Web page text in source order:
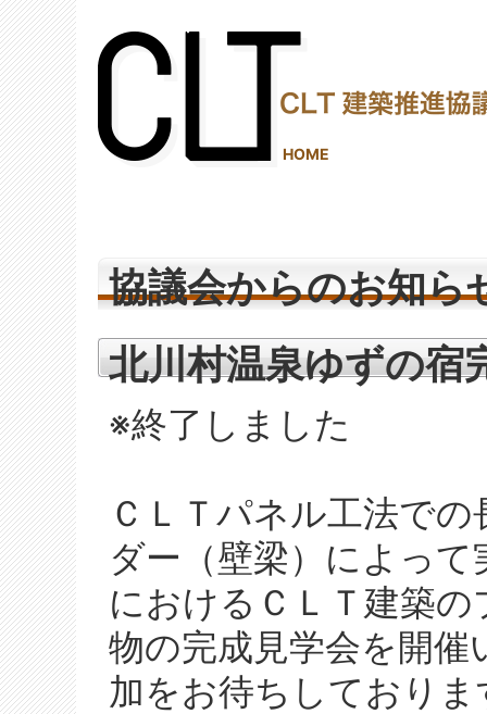
HOME
協議会からのお知ら
北川村温泉ゆずの宿
※終了しました
ＣＬＴパネル工法で
ダー（壁梁）によっ
におけるＣＬＴ建築
物の完成見学会を開
加をお待ちしておりま